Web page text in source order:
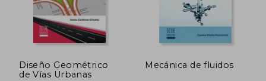
Diseño Geométrico
de Vías Urbanas
Mecánica de fluidos